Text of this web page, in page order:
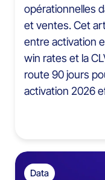
opérationnelles
et ventes. Cet
entre activation
win rates et la
route 90 jours
activation 2026
Data